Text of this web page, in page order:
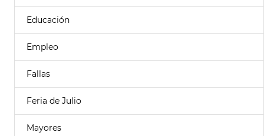
Educación
Empleo
Fallas
Feria de Julio
Mayores